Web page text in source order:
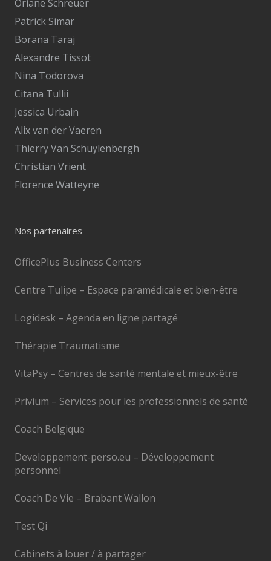
Oriane Schreuer
Patrick Simar
Borana Taraj
Alexandre Tissot
Nina Todorova
Citana Tullii
Jessica Urbain
Alix van der Vaeren
Thierry Van Schuylenbergh
Christian Vrient
Florence Watteyne
Nos partenaires
OfficePlus Business Centers
Centre Tulipe – Espace paramédicale et bien-être
Logidesk – Agenda en ligne partagé
Thérapie Traumatisme
VitaPsy – Centres de santé mentale et mieux-être
Privium – Services pour les professionnels de santé
Coach Belgique
Developpement-perso.eu – Développement
personnel
Coach De Vie – Brabant Wallon
Test Qi
Cabinets à louer / à partager